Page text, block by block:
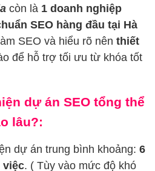
còn là 1 doanh nghiệp
SEO hàng đầu tại Hà
SEO và hiểu rõ nên thiết
để hỗ trợ tối ưu từ khóa tốt
dự án SEO tổng thể
lâu?:
dự án trung bình khoảng: 6
việc. ( Tùy vào mức độ khó